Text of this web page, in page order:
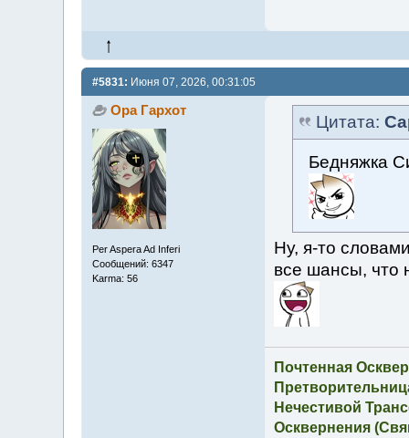
#5831: Июня 07, 2026, 00:31:05
Ора Гархот
Per Aspera Ad Inferi
Сообщений: 6347
Karma: 56
Цитата:
Бедняжка
Ну, я-то
все шансы, что
Почтенная
Нечестивой
Осквернения